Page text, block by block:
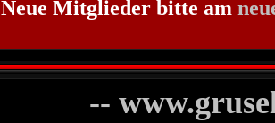
Neue Mitglieder bitte am
--